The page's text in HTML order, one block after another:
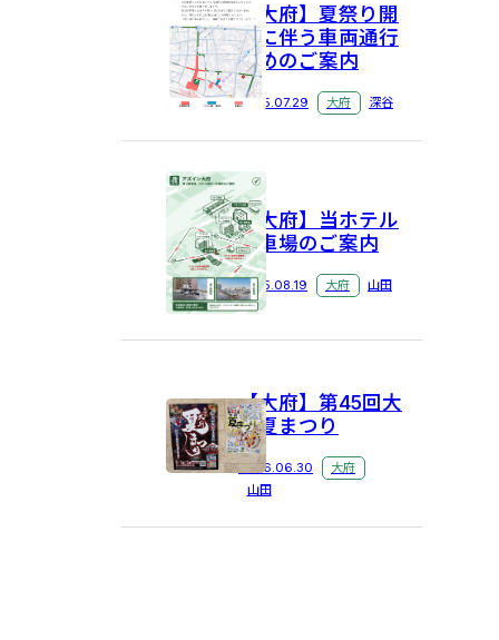
【大府】夏祭り開
催に伴う車両通行
止めのご案内
2025.07.29 大府 深谷
【大府】当ホテル
駐車場のご案内
2025.08.19 大府 山田
【大府】第45回大
府夏まつり
2026.06.30
大府
山田